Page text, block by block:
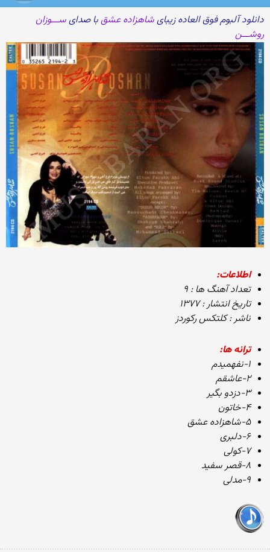
دانلود آلبوم فوق العاده زیبایشاهزاده عشقبا صدایســـوزان
روشـــن
اطلاعات:
تعداد آهنگ ها : ۹
تاریخ انتشار : ۱۳۷۷
ناشر : کلتکس رکوردز
ترانه ها:
۱-نفهمیدم
۲-عاشقم
۳-دزدو بگیر
۴-خاتون
۵-شاهزاده عشق
۶-دلبری
۷-کولی
۸-قصر سفید
۹-مدلی